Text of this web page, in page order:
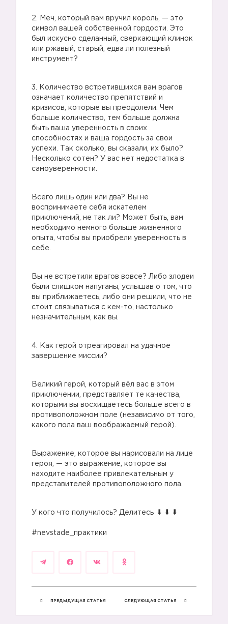
2. Меч, который вам вручил король, — это
символ вашей собственной гордости. Это
был искусно сделанный, сверкающий клинок
или ржавый, старый, едва ли полезный
инструмент?
3. Количество встретившихся вам врагов
означает количество препятствий и
кризисов, которые вы преодолели. Чем
больше количество, тем больше должна
быть ваша уверенность в своих
способностях и ваша гордость за свои
успехи. Так сколько, вы сказали, их было?
Несколько сотен? У вас нет недостатка в
самоуверенности.
Всего лишь один или два? Вы не
воспринимаете себя искателем
приключений, не так ли? Может быть, вам
необходимо немного больше жизненного
опыта, чтобы вы приобрели уверенность в
себе.
Вы не встретили врагов вовсе? Либо злодеи
были слишком напуганы, услышав о том, что
вы приближаетесь, либо они решили, что не
стоит связываться с кем-то, настолько
незначительным, как вы.
4. Как герой отреагировал на удачное
завершение миссии?
Великий герой, который вёл вас в этом
приключении, представляет те качества,
которыми вы восхищаетесь больше всего в
противоположном поле (независимо от того,
какого пола ваш воображаемый герой).
Выражение, которое вы нарисовали на лице
героя, — это выражение, которое вы
находите наиболее привлекательным у
представителей противоположного пола.
У кого что получилось? Делитесь
#nevstade_практики
ПРЕДЫДУЩАЯ СТАТЬЯ СЛЕДУЮЩАЯ СТАТЬЯ